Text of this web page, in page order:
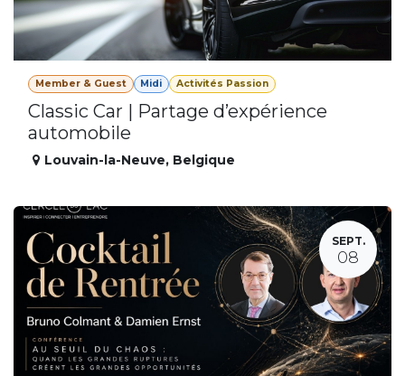
Member & Guest Midi Activités Passion
Classic Car | Partage d’expérience
automobile
Louvain-la-Neuve, Belgique
SEPT.
08